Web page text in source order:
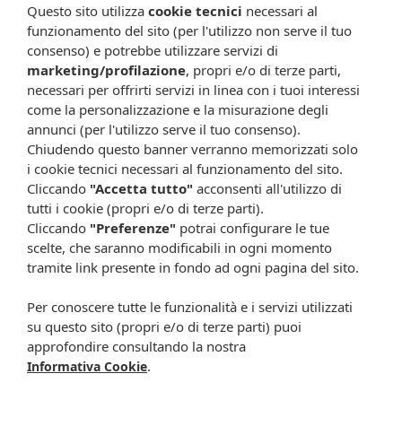
alcuna responsabilità in caso di schede prodotto ed immagini non
aggiornate in tempo reale e presenza di errori o omissioni. Inoltre
non si assumono responsabilità in caso di qualsiasi problema
causato dall’accesso delle informazioni riportate sul sito
shop.farmaciacavalieri.it.
ISCRIVITI ALLA NEWSLETTER
Rimani aggiornato su tutte le promozioni
Resta in contatto:
Questo sito utilizza cookie tecnici necessari al
funzionamento del sito (per l'utilizzo non serve il tuo
consenso) e potrebbe utilizzare servizi di
marketing/profilazione, propri e/o di terze parti,
necessari per offrirti servizi in linea con i tuoi interessi
come la personalizzazione e la misurazione degli
annunci (per l'utilizzo serve il tuo consenso).
Chiudendo questo banner verranno memorizzati solo
i cookie tecnici necessari al funzionamento del sito.
Cliccando "Accetta tutto" acconsenti all'utilizzo di
tutti i cookie (propri e/o di terze parti).
Cliccando "Preferenze" potrai configurare le tue
scelte, che saranno modificabili in ogni momento
tramite link presente in fondo ad ogni pagina del sito.
Per conoscere tutte le funzionalità e i servizi utilizzati
su questo sito (propri e/o di terze parti) puoi
approfondire consultando la nostra
Informativa Cookie.